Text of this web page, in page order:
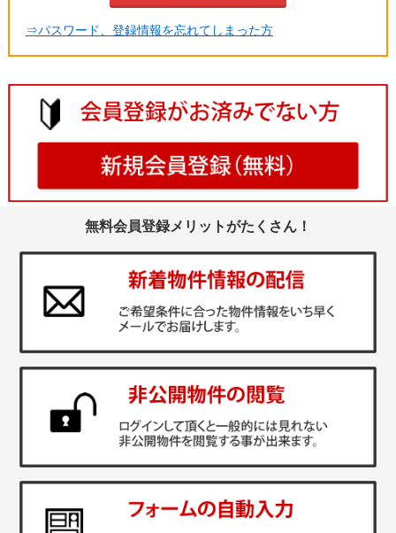
⇒パスワード、登録情報を忘れてしまった方
無料会員登録メリットがたくさん！